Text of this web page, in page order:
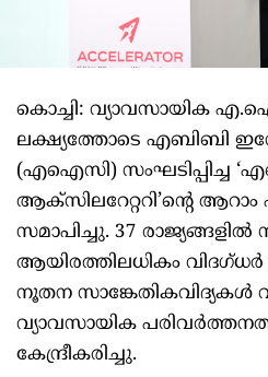
കൊച്ചി: വ്യാവസായിക
ലക്ഷ്യത്തോടെ എബിബി
(എഐസി) സംഘടിപ്പിച്ച
ആക്‌സിലറേറ്ററി’ന്റെ
സമാപിച്ചു. 37 രാജ്യങ്ങളിൽ
ആയിരത്തിലധികം വിദഗ്ധർ
നൂതന സാങ്കേതികവിദ്യകൾ
വ്യാവസായിക
കേന്ദ്രീകരിച്ചു.